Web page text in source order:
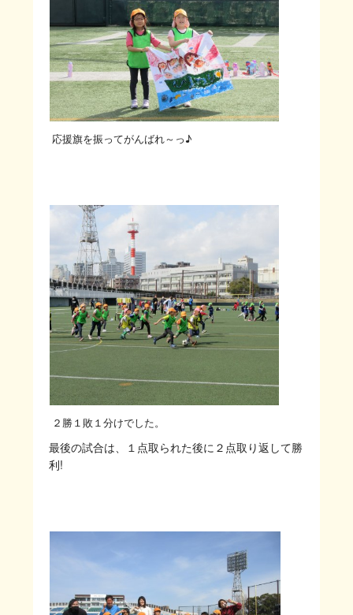
応援旗を振ってがんばれ～っ♪
２勝１敗１分けでした。
最後の試合は、１点取られた後に２点取り返して勝
利!